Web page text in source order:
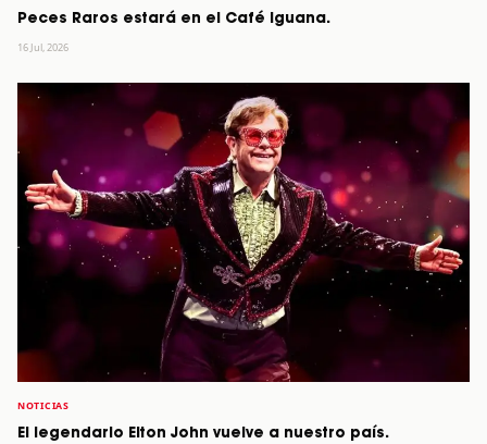
Peces Raros estará en el Café Iguana.
16 Jul, 2026
NOTICIAS
El legendario Elton John vuelve a nuestro país.